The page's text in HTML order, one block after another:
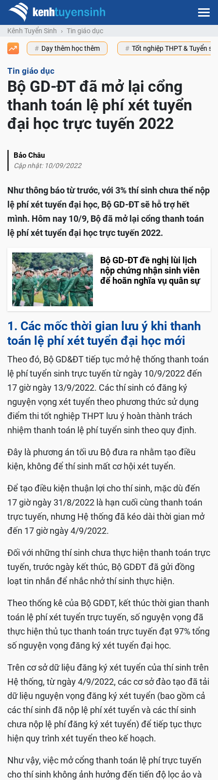
Kênh Tuyển Sinh Tin giáo dục
Dạy thêm học thêm Tốt nghiệp THPT & Tuyển
Tin giáo dục
Bộ GD-ĐT đã mở lại cổng
thanh toán lệ phí xét tuyển
đại học trực tuyến 2022
Bảo Châu
Cập nhật: 10/09/2022
Như thông báo từ trước, với 3% thí sinh chưa thể nộp
lệ phí xét tuyển đại học, Bộ GD-ĐT sẽ hỗ trợ hết
mình. Hôm nay 10/9, Bộ đã mở lại cổng thanh toán
lệ phí xét tuyển đại học trực tuyến 2022.
Bộ GD-ĐT đề nghị lùi lịch
nộp chứng nhận sinh viên
để hoãn nghĩa vụ quân sự
1. Các mốc thời gian lưu ý khi thanh
toán lệ phí xét tuyển đại học mới
Theo đó, Bộ GD&ĐT tiếp tục mở hệ thống thanh toán
lệ phí tuyển sinh trực tuyến từ ngày 10/9/2022 đến
17 giờ ngày 13/9/2022. Các thí sinh có đăng ký
nguyện vọng xét tuyển theo phương thức sử dụng
điểm thi tốt nghiệp THPT lưu ý hoàn thành trách
nhiệm thanh toán lệ phí tuyển sinh theo quy định.
Đây là phương án tối ưu Bộ đưa ra nhằm tạo điều
kiện, không để thí sinh mất cơ hội xét tuyển.
Để tạo điều kiện thuận lợi cho thí sinh, mặc dù đến
17 giờ ngày 31/8/2022 là hạn cuối cùng thanh toán
trực tuyến, nhưng Hệ thống đã kéo dài thời gian mở
đến 17 giờ ngày 4/9/2022.
Đối với những thí sinh chưa thực hiện thanh toán trực
tuyến, trước ngày kết thúc, Bộ GDĐT đã gửi đồng
loạt tin nhắn để nhắc nhở thí sinh thực hiện.
Theo thống kê của Bộ GDĐT, kết thúc thời gian thanh
toán lệ phí xét tuyển trực tuyến, số nguyện vọng đã
thực hiện thủ tục thanh toán trực tuyến đạt 97% tổng
số nguyện vọng đăng ký xét tuyển đại học.
Trên cơ sở dữ liệu đăng ký xét tuyển của thí sinh trên
Hệ thống, từ ngày 4/9/2022, các cơ sở đào tạo đã tải
dữ liệu nguyện vọng đăng ký xét tuyển (bao gồm cả
các thí sinh đã nộp lệ phí xét tuyển và các thí sinh
chưa nộp lệ phí đăng ký xét tuyển) để tiếp tục thực
hiện quy trình xét tuyển theo kế hoạch.
Như vậy, việc mở cổng thanh toán lệ phí trực tuyến
cho thí sinh không ảnh hưởng đến tiến độ lọc ảo và